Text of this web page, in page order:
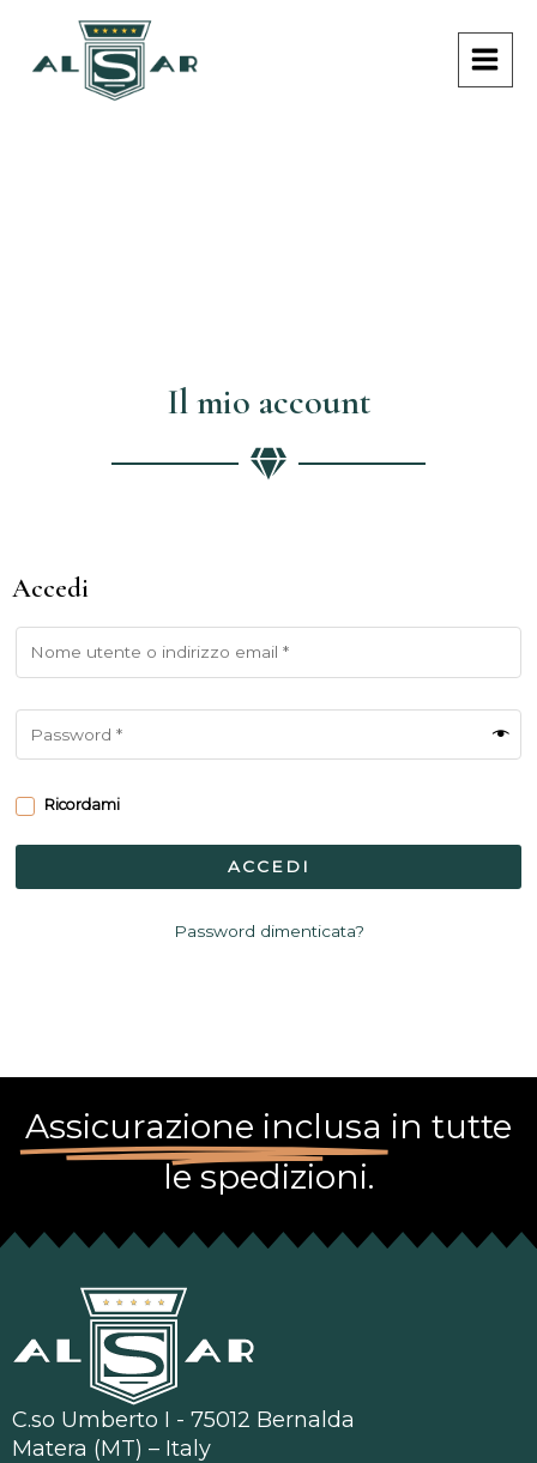
contenuto
Il mio account
Accedi
Ricordami
ACCEDI
Password dimenticata?
Assicurazione inclusa in tutte
le spedizioni.
C.so Umberto I - 75012 Bernalda
Matera (MT) – Italy